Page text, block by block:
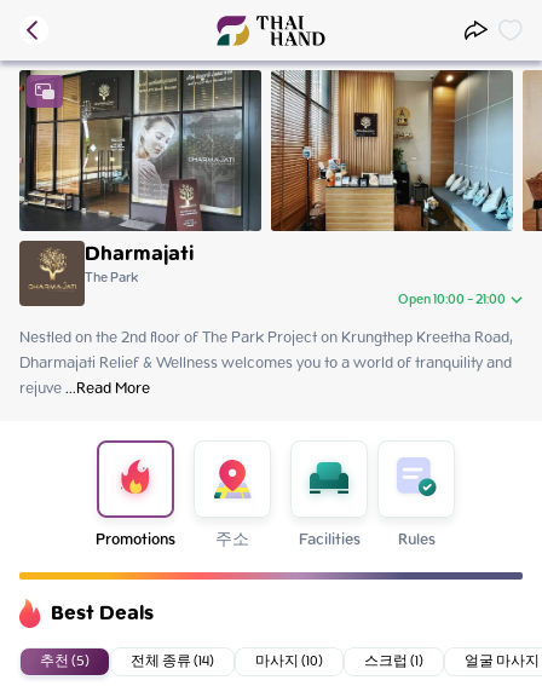
Dharmajati
The Park
Open 10:00 - 21:00
Sunday 10:00 - 21:00
Monday 10:00 - 21:00
Tuesday
Thursday 10:00 - 21:00
Nestled on the 2nd floor of The Park Project on Krungthep Kreetha Road,
Dharmajati Relief & Wellness welcomes you to a world of tranquility and
rejuve ...Read More
Promotions 주소 Facilities Rules
Best Deals
추천 (5) 전체 종류 (14) 마사지 (10) 스크럽 (1) 얼굴 마사